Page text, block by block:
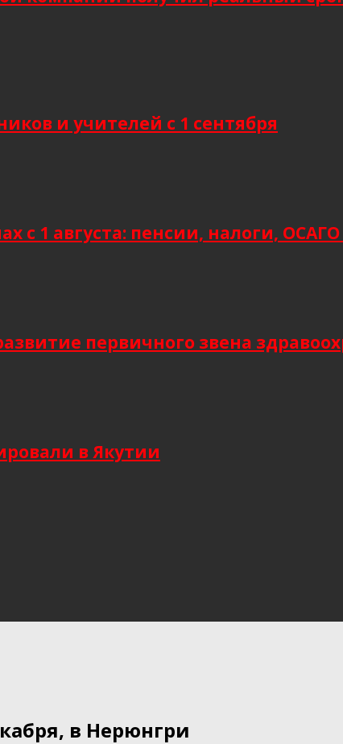
и учителей с 1 сентября
с 1 августа: пенсии, налоги,
первичного звена
в Якутии
в Нерюнгри